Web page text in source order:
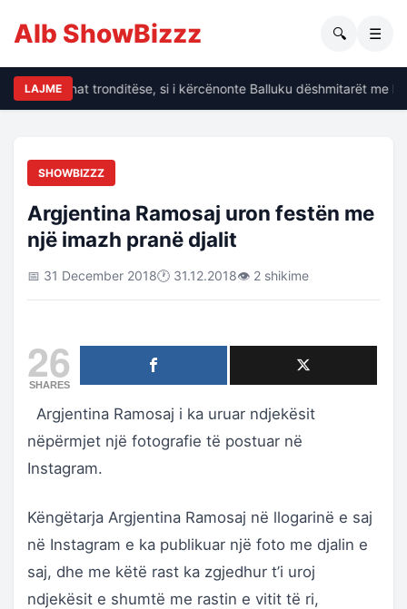
Alb ShowBizzz 🔍 ☰
LAJME
të dhënat tronditëse, si i kërcënonte Balluku dëshmitarët me
SHOWBIZZZ
Argjentina Ramosaj uron festën me
një imazh pranë djalit
📅 31 December 2018🕐 31.12.2018👁 2 shikime
26
SHARES
Argjentina Ramosaj i ka uruar ndjekësit
nëpërmjet një fotografie të postuar në
Instagram.
Këngëtarja Argjentina Ramosaj në llogarinë e saj
në Instagram e ka publikuar një foto me djalin e
saj, dhe me këtë rast ka zgjedhur t’i uroj
ndjekësit e shumtë me rastin e vitit të ri,